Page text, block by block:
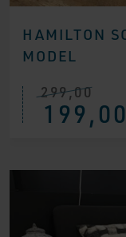
HAMILTON
MODEL
299,00
Ursprünglicher
Preis
war:199,00
Aktueller
Preis
ist: